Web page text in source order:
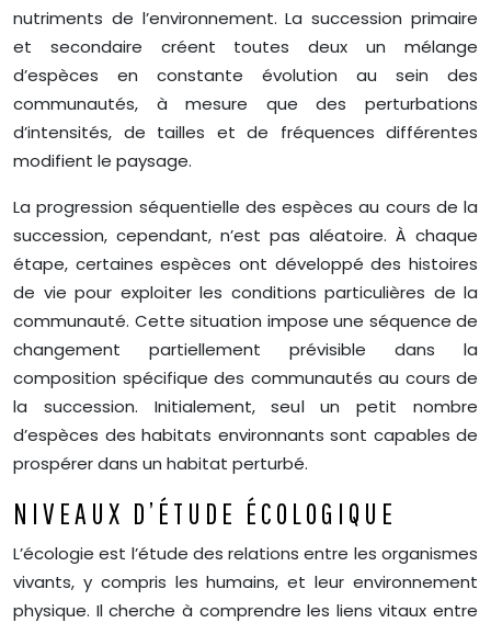
nutriments de l’environnement. La succession primaire
et secondaire créent toutes deux un mélange
d’espèces en constante évolution au sein des
communautés, à mesure que des perturbations
d’intensités, de tailles et de fréquences différentes
modifient le paysage.
La progression séquentielle des espèces au cours de la
succession, cependant, n’est pas aléatoire. À chaque
étape, certaines espèces ont développé des histoires
de vie pour exploiter les conditions particulières de la
communauté. Cette situation impose une séquence de
changement partiellement prévisible dans la
composition spécifique des communautés au cours de
la succession. Initialement, seul un petit nombre
d’espèces des habitats environnants sont capables de
prospérer dans un habitat perturbé.
NIVEAUX D’ÉTUDE ÉCOLOGIQUE
L’écologie est l’étude des relations entre les organismes
vivants, y compris les humains, et leur environnement
physique. Il cherche à comprendre les liens vitaux entre